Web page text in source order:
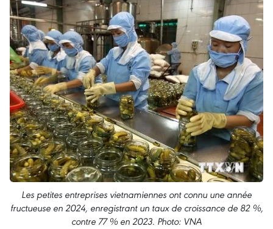
Les petites entreprises vietnamiennes ont connu une année
fructueuse en 2024, enregistrant un taux de croissance de 82 %,
contre 77 % en 2023. Photo: VNA